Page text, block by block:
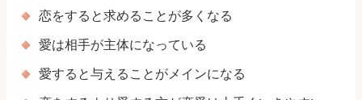
恋をすると求めることが多くなる
愛は相手が主体になっている
愛すると与えることがメインになる